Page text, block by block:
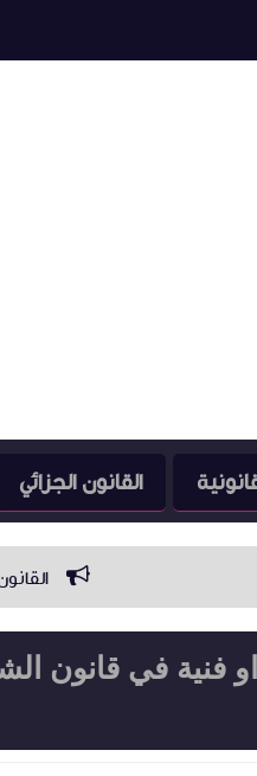
القانون الجزائي
القانون الجزائي
فنية في قانون